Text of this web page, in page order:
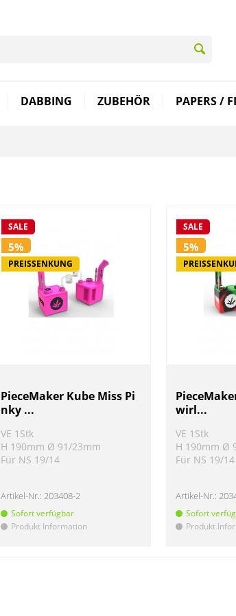
DABBING ZUBEHÖR PAPERS /
SALE
5%
PREISSENKUNG
PieceMaker Kube Miss Pi
nky ...
VE 1Stk
H 190mm Ø 91/23mm
Für NS 19/14
Artikel-Nr.:203408-2
Sofort verfügbar
! Produkt Information
SALE
5%
wirl...
VE 1Stk
H 190mm Ø
Für NS 19/14
Artikel-Nr.:
Sofort
! Produkt